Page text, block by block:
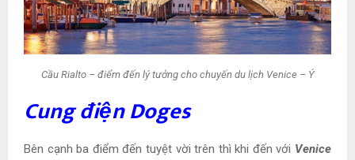
Cầu Rialto – điểm đến lý tưởng cho chuyến du lịch Venice – Ý
Cung điện Doges
Bên cạnh ba điểm đến tuyệt vời trên thì khi đến với Venice